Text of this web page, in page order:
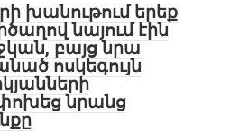
խանութում երեք
նայում էին
բայց նրա
ոսկեգույն
նրանց